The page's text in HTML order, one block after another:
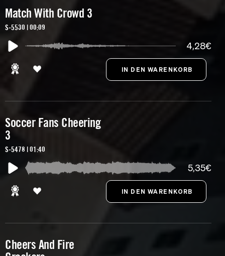
Match With Crowd 3
S-5530 | 00:09
4,28€
Soccer Fans Cheering
3
S-5478 | 01:40
5,35€
Cheers And Fire